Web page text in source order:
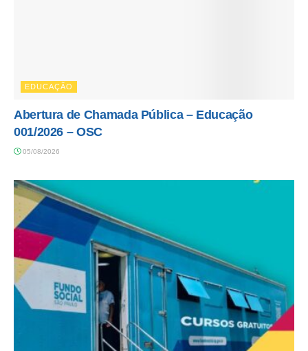
EDUCAÇÃO
Abertura de Chamada Pública – Educação
001/2026 – OSC
05/08/2026